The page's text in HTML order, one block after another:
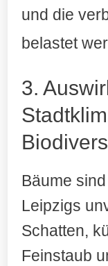
und die
belastet
3.
Bäume
Leipzigs
Schatten,
Feinstaub